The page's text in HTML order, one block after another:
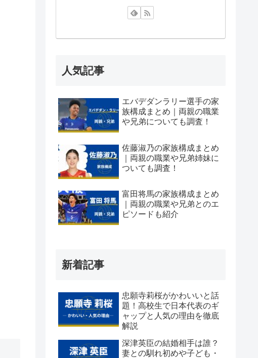
人気記事
エバデダンラリー選手の家
族構成まとめ｜両親の職業
や兄弟についても調査！
佐藤淑乃の家族構成まとめ
｜両親の職業や兄弟姉妹に
ついても調査！
富田将馬の家族構成まとめ
｜両親の職業や兄弟とのエ
ピソードも紹介
新着記事
忠願寺莉桜がかわいいと話
題！高校生で日本代表のギ
ャップと人気の理由を徹底
解説
深津英臣の結婚相手は誰？
妻との馴れ初めや子ども・